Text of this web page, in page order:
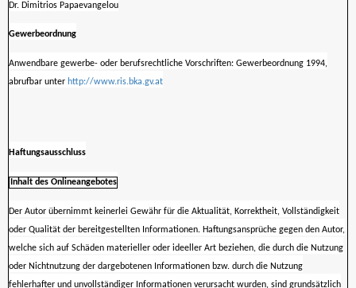
Dr. Dimitrios Papaevangelou
Gewerbeordnung
Anwendbare gewerbe- oder berufsrechtliche Vorschriften: Gewerbeordnung 1994,
abrufbar unter http://www.ris.bka.gv.at
Haftungsausschluss
Inhalt des Onlineangebotes
Der Autor übernimmt keinerlei Gewähr für die Aktualität, Korrektheit, Vollständigkeit
oder Qualität der bereitgestellten Informationen. Haftungsansprüche gegen den Autor,
welche sich auf Schäden materieller oder ideeller Art beziehen, die durch die Nutzung
oder Nichtnutzung der dargebotenen Informationen bzw. durch die Nutzung
fehlerhafter und unvollständiger Informationen verursacht wurden, sind grundsätzlich